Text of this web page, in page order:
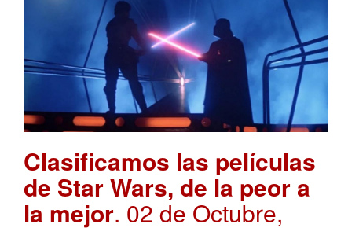
Clasificamos las películas
de Star Wars, de la peor a
la mejor. 02 de Octubre,